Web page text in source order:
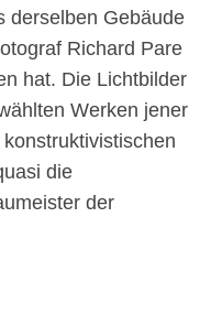
derselben Gebäude
Richard Pare
hat. Die Lichtbilder
Werken jener
die
der